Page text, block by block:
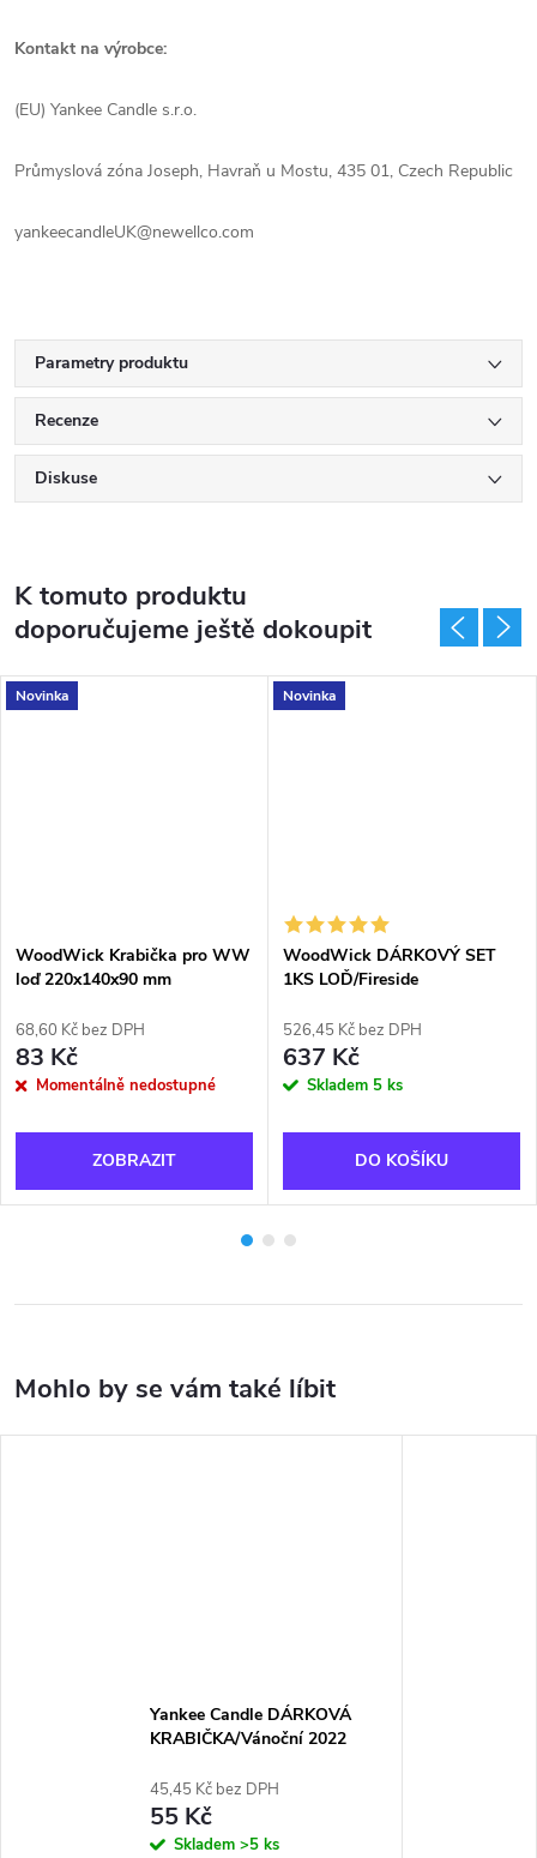
Kontakt na výrobce:
(EU) Yankee Candle s.r.o.
Průmyslová zóna Joseph, Havraň u Mostu, 435 01, Czech Republic
yankeecandleUK@newellco.com
Parametry produktu
Recenze
Diskuse
K tomuto produktu
doporučujeme ještě dokoupit
Novinka
WoodWick Krabička pro WW
loď 220x140x90 mm
68,60 Kč bez DPH
83 Kč
Momentálně nedostupné
ZOBRAZIT
Novinka
WoodWick DÁRKOVÝ SET
1KS LOĎ/Fireside
526,45 Kč bez DPH
637 Kč
Skladem 5 ks
DO KOŠÍKU
Yankee Candle DÁRKOVÁ
KRABIČKA/Vánoční 2022
45,45 Kč bez DPH
55 Kč
Skladem >5 ks